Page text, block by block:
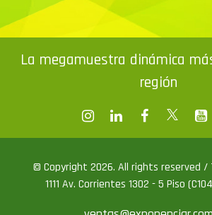
La megamuestra dinámica
región
© Copyright 2026. All rights reserved /
1111 Av. Corrientes 1302 - 5 Piso